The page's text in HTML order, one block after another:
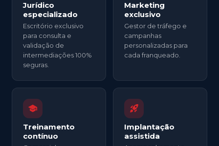
Jurídico
especializado
Escritório exclusivo
para consulta e
validação de
intermediações 100%
seguras.
Marketing
exclusivo
Gestor de tráfego e
campanhas
personalizadas para
cada franqueado.
school
Treinamento
contínuo
rocket_launch
Implantação
assistida